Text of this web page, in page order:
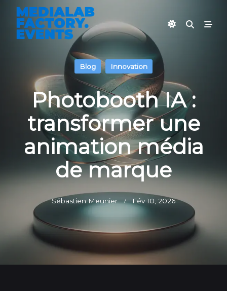
content
Blog Innovation
Photobooth IA :
transformer une
animation média
de marque
Sébastien Meunier Fév 10, 2026